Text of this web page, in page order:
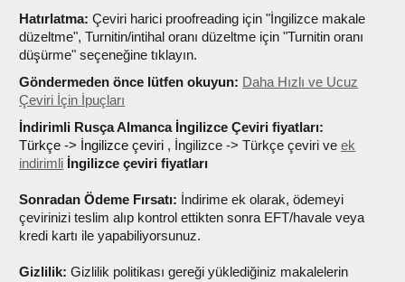
Hatırlatma: Çeviri harici proofreading için "İngilizce makale
düzeltme", Turnitin/intihal oranı düzeltme için "Turnitin oranı
düşürme" seçeneğine tıklayın.
Göndermeden önce lütfen okuyun: Daha Hızlı ve Ucuz
Çeviri İçin İpuçları
İndirimli Rusça Almanca İngilizce Çeviri fiyatları:
Türkçe -> İngilizce çeviri , İngilizce -> Türkçe çeviri veek
indirimli İngilizce çeviri fiyatları
Sonradan Ödeme Fırsatı: İndirime ek olarak, ödemeyi
çevirinizi teslim alıp kontrol ettikten sonra EFT/havale veya
kredi kartı ile yapabiliyorsunuz.
Gizlilik: Gizlilik politikası gereği yüklediğiniz makalelerin